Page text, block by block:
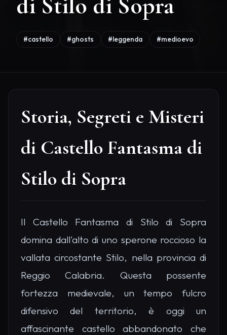
#castello #ghosts #leggenda #medioevo
Storia, Segreti e Misteri
di Castello Fantasma di
Stilo di Sopra
Il Castello Fantasma di Stilo di Sopra
domina dall'alto di uno sperone roccioso la
vallata circostante Stilo, nella provincia di
Reggio Calabria. Questa possente
fortezza medievale, un tempo fulcro
difensivo del territorio, è oggi un
affascinante castello abbandonato che